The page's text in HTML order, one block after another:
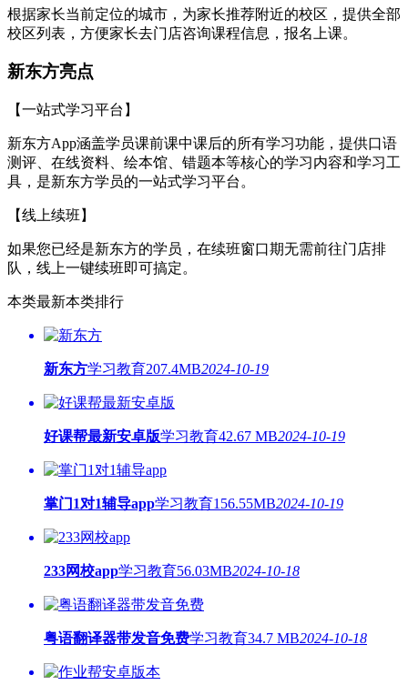
根据家长当前定位的城市，为家长推荐附近的校区，提供全部
校区列表，方便家长去门店咨询课程信息，报名上课。
新东方亮点
【一站式学习平台】
新东方App涵盖学员课前课中课后的所有学习功能，提供口语
测评、在线资料、绘本馆、错题本等核心的学习内容和学习工
具，是新东方学员的一站式学习平台。
【线上续班】
如果您已经是新东方的学员，在续班窗口期无需前往门店排
队，线上一键续班即可搞定。
本类最新本类排行
新东方学习教育207.4MB2024-10-19
好课帮最新安卓版学习教育42.67 MB2024-10-19
掌门1对1辅导app学习教育156.55MB2024-10-19
233网校app学习教育56.03MB2024-10-18
粤语翻译器带发音免费学习教育34.7 MB2024-10-18